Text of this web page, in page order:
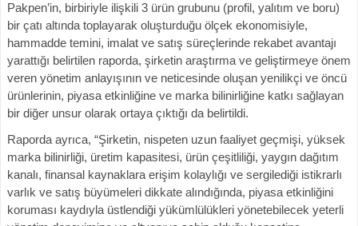
Pakpen’in, birbiriyle ilişkili 3 ürün grubunu (profil, yalıtım ve boru)
bir çatı altında toplayarak oluşturduğu ölçek ekonomisiyle,
hammadde temini, imalat ve satış süreçlerinde rekabet avantajı
yarattığı belirtilen raporda, şirketin araştırma ve geliştirmeye önem
veren yönetim anlayışının ve neticesinde oluşan yenilikçi ve öncü
ürünlerinin, piyasa etkinliğine ve marka bilinirliğine katkı sağlayan
bir diğer unsur olarak ortaya çıktığı da belirtildi.
Raporda ayrıca, “Şirketin, nispeten uzun faaliyet geçmişi, yüksek
marka bilinirliği, üretim kapasitesi, ürün çeşitliliği, yaygın dağıtım
kanalı, finansal kaynaklara erişim kolaylığı ve sergilediği istikrarlı
varlık ve satış büyümeleri dikkate alındığında, piyasa etkinliğini
koruması kaydıyla üstlendiği yükümlülükleri yönetebilecek yeterli